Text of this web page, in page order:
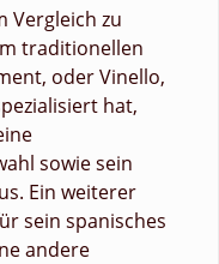
Vergleich zu
traditionellen
oder Vinello,
hat,
sowie sein
Ein weiterer
sein spanisches
andere